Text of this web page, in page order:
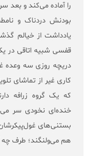
را آماده می‌کند و بعد
بودنش دردناک و
یادداشت از خیالم
قفسی شبیه اتاقی در
دریچه روزی سه وعده
کاری غیر از تماشای
که یک گروه زرافه
خنده‌ای نخودی سر
بستنی‌های
هم می‌ولنگند؛ طرف چه